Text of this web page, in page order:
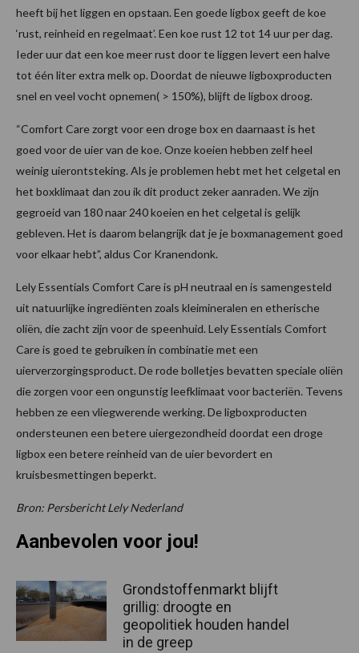
heeft bij het liggen en opstaan. Een goede ligbox geeft de koe
‘rust, reinheid en regelmaat’. Een koe rust 12 tot 14 uur per dag.
Ieder uur dat een koe meer rust door te liggen levert een halve
tot één liter extra melk op. Doordat de nieuwe ligboxproducten
snel en veel vocht opnemen( > 150%), blijft de ligbox droog.
“Comfort Care zorgt voor een droge box en daarnaast is het
goed voor de uier van de koe. Onze koeien hebben zelf heel
weinig uierontsteking. Als je problemen hebt met het celgetal en
het boxklimaat dan zou ik dit product zeker aanraden. We zijn
gegroeid van 180 naar 240 koeien en het celgetal is gelijk
gebleven. Het is daarom belangrijk dat je je boxmanagement goed
voor elkaar hebt”, aldus Cor Kranendonk.
Lely Essentials Comfort Care is pH neutraal en is samengesteld
uit natuurlijke ingrediënten zoals kleimineralen en etherische
oliën, die zacht zijn voor de speenhuid. Lely Essentials Comfort
Care is goed te gebruiken in combinatie met een
uierverzorgingsproduct. De rode bolletjes bevatten speciale oliën
die zorgen voor een ongunstig leefklimaat voor bacteriën. Tevens
hebben ze een vliegwerende werking. De ligboxproducten
ondersteunen een betere uiergezondheid doordat een droge
ligbox een betere reinheid van de uier bevordert en
kruisbesmettingen beperkt.
Bron: Persbericht Lely Nederland
Aanbevolen voor jou!
Grondstoffenmarkt blijft
grillig: droogte en
geopolitiek houden handel
in de greep